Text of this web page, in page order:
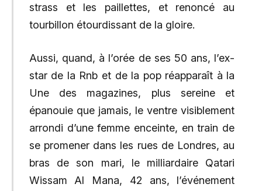
strass et les paillettes, et renoncé au
tourbillon étourdissant de la gloire.
Aussi, quand, à l’orée de ses 50 ans, l’ex-
star de la Rnb et de la pop réapparaît à la
Une des magazines, plus sereine et
épanouie que jamais, le ventre visiblement
arrondi d’une femme enceinte, en train de
se promener dans les rues de Londres, au
bras de son mari, le milliardaire Qatari
Wissam Al Mana, 42 ans, l’événement